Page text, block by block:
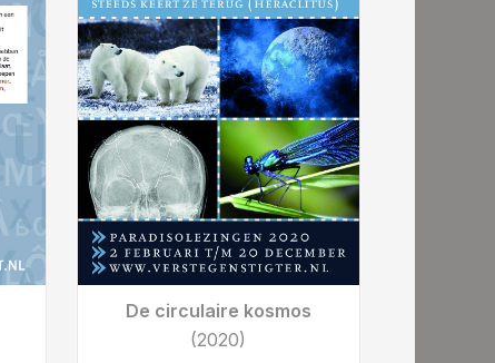
De circulaire kosmos
(2020)